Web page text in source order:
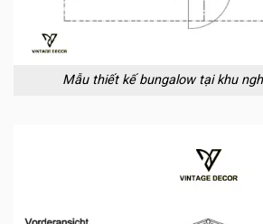
Mẫu thiết kế bungalow tại khu